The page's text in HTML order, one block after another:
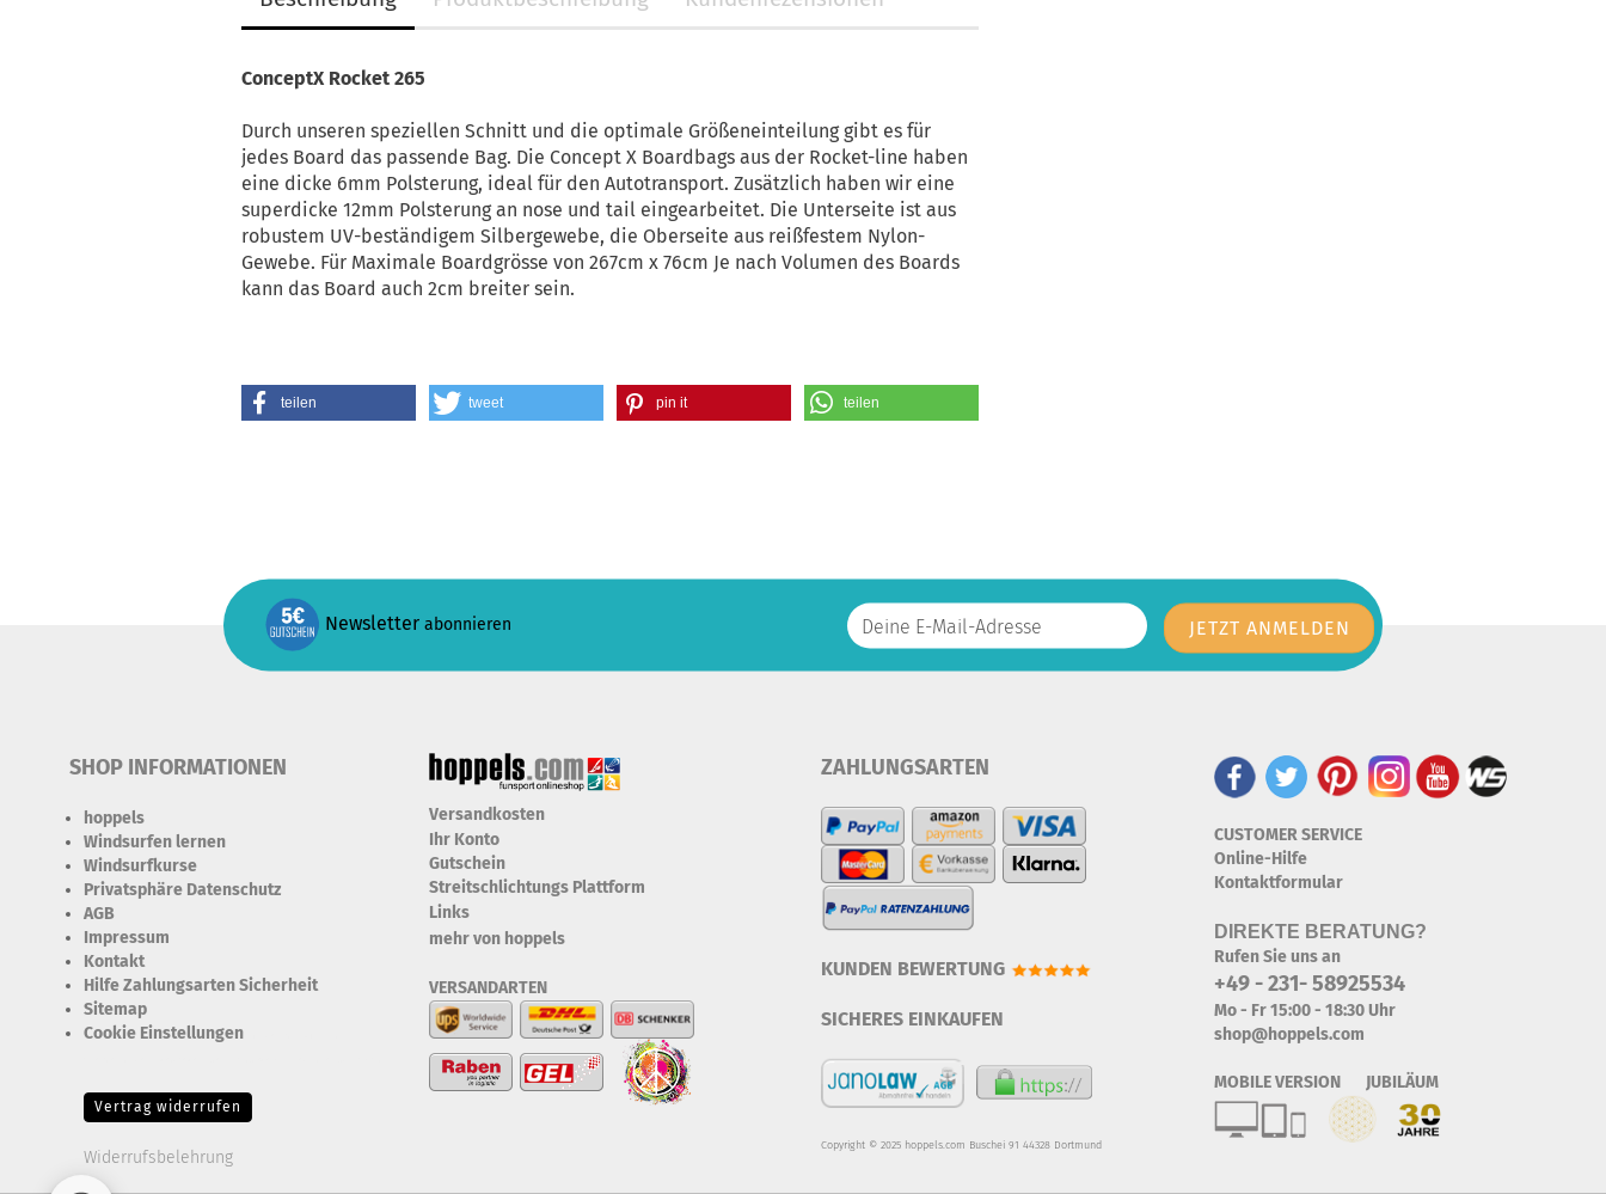
ConceptX Rocket 265
Durch unseren speziellen Schnitt und die optimale Größeneinteilung gibt es für
jedes Board das passende Bag. Die Concept X Boardbags aus der Rocket-line haben
eine dicke 6mm Polsterung, ideal für den Autotransport. Zusätzlich haben wir eine
superdicke 12mm Polsterung an nose und tail eingearbeitet. Die Unterseite ist aus
robustem UV-beständigem Silbergewebe, die Oberseite aus reißfestem Nylon-
Gewebe. Für Maximale Boardgrösse von 267cm x 76cm Je nach Volumen des Boards
kann das Board auch 2cm breiter sein.
teilen tweet pin it teilen
Newsletter abonnieren
SHOP INFORMATIONEN
hoppels
Windsurfen lernen
Windsurfkurse
Privatsphäre Datenschutz
AGB
Impressum
Kontakt
Hilfe Zahlungsarten Sicherheit
Sitemap
Cookie Einstellungen
Vertrag widerrufen
Widerrufsbelehrung
Versandkosten
Ihr Konto
Gutschein
Streitschlichtungs Plattform
Links
mehr von hoppels
VERSANDARTEN
ZAHLUNGSARTEN
KUNDEN BEWERTUNG
SICHERES EINKAUFEN
Copyright © 2025 hoppels.com Buschei 91 44328 Dortmund
CUSTOMER SERVICE
Online-Hilfe
Kontaktformular
DIREKTE BERATUNG?
Rufen Sie uns an
+49 - 231- 58925534
Mo - Fr 15:00 - 18:30 Uhr
shop@hoppels.com
MOBILE VERSION JUBILÄUM